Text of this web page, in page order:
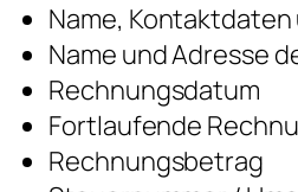
Name,
Name und Adresse
Rechnungsdatum
Fortlaufende
Rechnungsbetrag